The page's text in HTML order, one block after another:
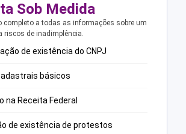
Sob Medida
completo a todas as informações sobre um
riscos de inadimplência.
de existência do CNPJ
básicos
na Receita Federal
de existência de protestos